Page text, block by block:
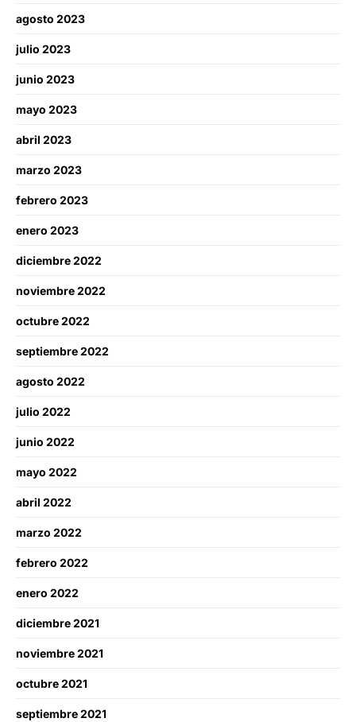
agosto 2023
julio 2023
junio 2023
mayo 2023
abril 2023
marzo 2023
febrero 2023
enero 2023
diciembre 2022
noviembre 2022
octubre 2022
septiembre 2022
agosto 2022
julio 2022
junio 2022
mayo 2022
abril 2022
marzo 2022
febrero 2022
enero 2022
diciembre 2021
noviembre 2021
octubre 2021
septiembre 2021